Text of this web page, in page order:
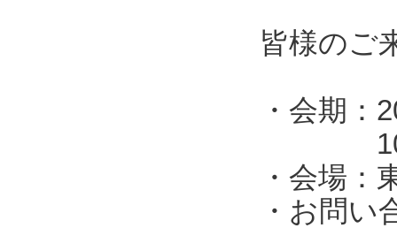
皆様のご
・会期
10:00-
・会場
・お問